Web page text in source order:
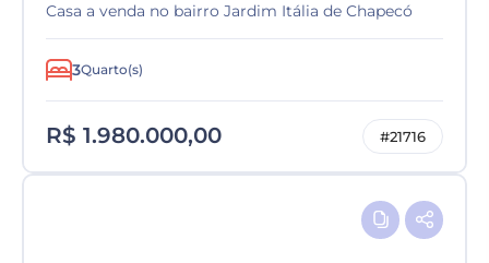
Casa a venda no bairro Jardim Itália de Chapecó
3Quarto(s)
R$ 1.980.000,00 #21716